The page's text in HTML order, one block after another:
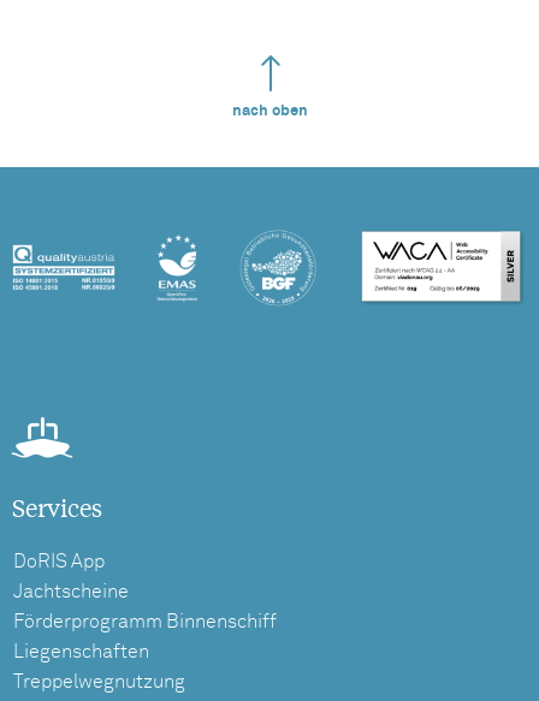
nach oben
Services
DoRIS App
Jachtscheine
Förderprogramm Binnenschiff
Liegenschaften
Treppelwegnutzung